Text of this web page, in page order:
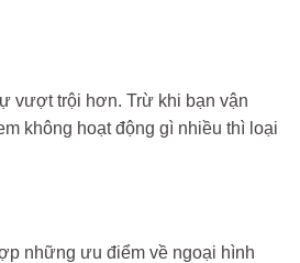
vượt trội hơn. Trừ khi bạn vận
không hoạt động gì nhiều thì loại
những ưu điểm về ngoại hình